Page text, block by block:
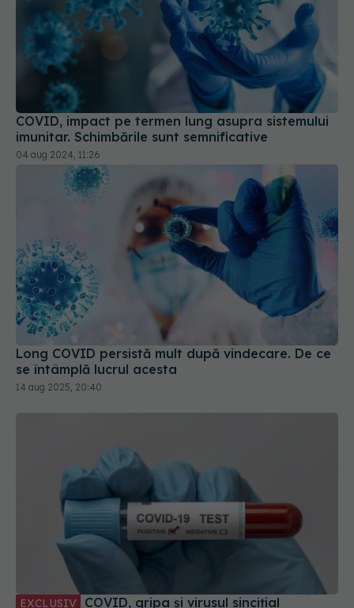
COVID, impact pe termen lung asupra sistemului
imunitar. Schimbările sunt semnificative
04 aug 2024, 11:26
Long COVID persistă mult după vindecare. De ce
se întâmplă lucrul acesta
14 aug 2025, 20:40
EXCLUSIV COVID, gripa și virusul sincițial
respirator: triplă agresiune. Pleșca: Prevenția
înseamnă să ne întoarcem la recomandările din
timpul pandemiei!
01 oct 2023, 10:48